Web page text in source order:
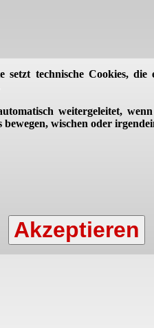
setzt technische Cookies,
weitergeleitet,
bewegen, wischen oder